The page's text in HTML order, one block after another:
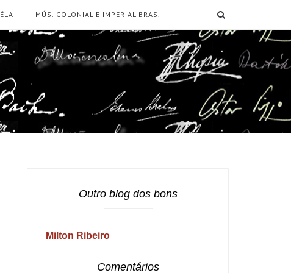
-MÚS. COLONIAL E IMPERIAL BRAS.
Outro blog dos bons
Milton Ribeiro
Comentários